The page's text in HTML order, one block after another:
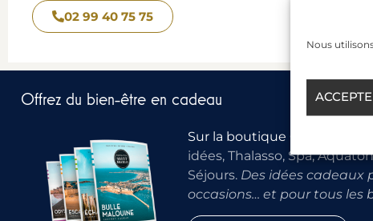
Nous
02 99 40 75 75
Offrez du bien-être en cadeau
Sur la boutique Cadeaux
,
idées, Thalasso, Spa,
Séjours. Des idées cadeaux
occasions… et pour tous les